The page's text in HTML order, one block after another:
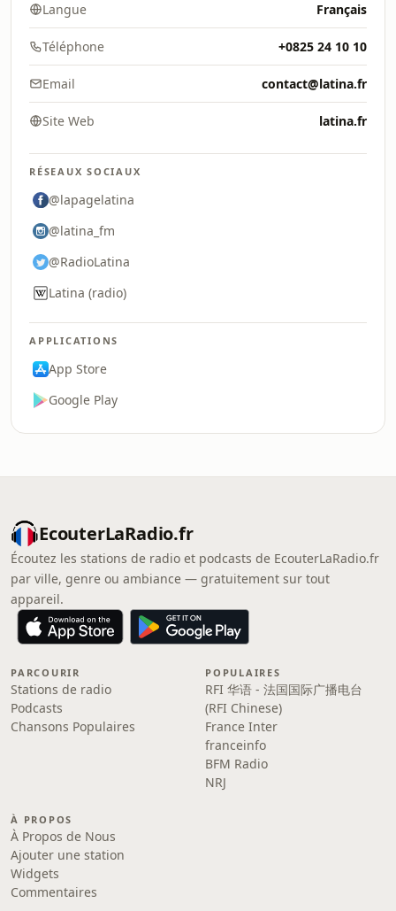
Langue Français
Téléphone +0825 24 10 10
Email contact@latina.fr
Site Web latina.fr
RÉSEAUX SOCIAUX
@lapagelatina
@latina_fm
@RadioLatina
Latina (radio)
APPLICATIONS
App Store
Google Play
EcouterLaRadio.fr
Écoutez les stations de radio et podcasts de EcouterLaRadio.fr
par ville, genre ou ambiance — gratuitement sur tout
appareil.
PARCOURIR
Stations de radio
Podcasts
Chansons Populaires
POPULAIRES
RFI 华语 - 法国国际广播电台
(RFI Chinese)
France Inter
franceinfo
BFM Radio
NRJ
À PROPOS
À Propos de Nous
Ajouter une station
Widgets
Commentaires